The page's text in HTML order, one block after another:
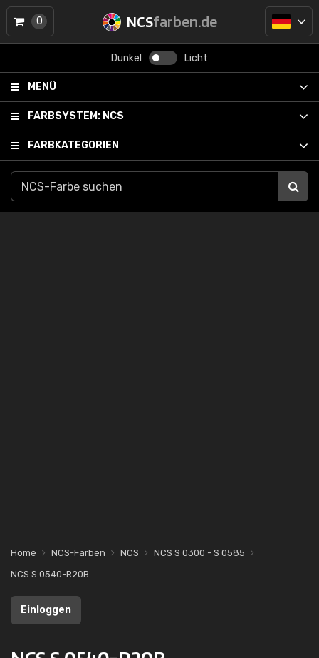
NCSfarben.de
Dunkel Licht
MENÜ
FARBSYSTEM: NCS
FARBKATEGORIEN
0
Home NCS-Farben NCS
NCS S 0300 - S 0585
NCS S 0540-R20B
Einloggen